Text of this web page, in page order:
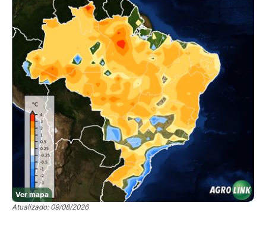
Ver mapa
Atualizado: 09/08/2026